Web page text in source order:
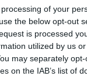
of your
the below opt-out
is processed
utilized by us
may separately
on the IAB’s list of
Εισαγγελέας
στον κόσμο
ΗΠΑ όσο το Ιράν.